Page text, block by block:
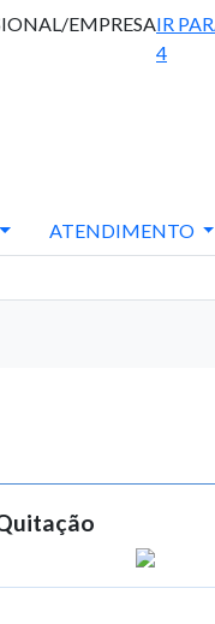
EMPRESAIR
4
ATENDIMENTO